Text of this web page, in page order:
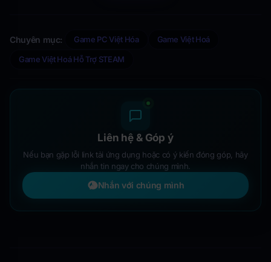
Chuyên mục: Game PC Việt Hóa Game Việt Hoá
Game Việt Hoá Hỗ Trợ STEAM
Liên hệ & Góp ý
Nếu bạn gặp lỗi link tải ứng dụng hoặc có ý kiến đóng góp, hãy
nhắn tin ngay cho chúng mình.
Nhắn với chúng mình